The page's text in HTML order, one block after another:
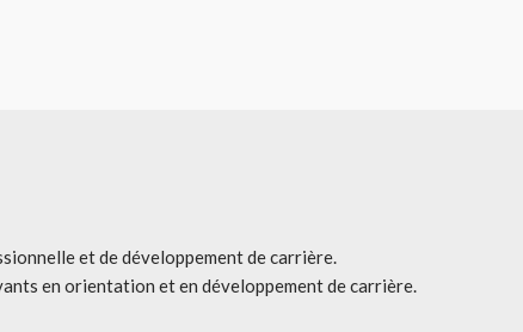
et de développement de carrière.
en orientation et en développement de carrière.